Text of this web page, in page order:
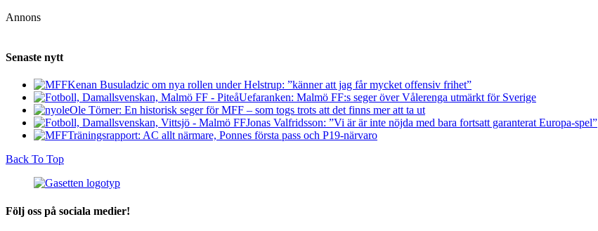
Annons
Senaste nytt
Kenan Busuladzic om nya rollen under Helstrup: ”känner att jag får mycket offensiv frihet”
Uefaranken: Malmö FF:s seger över Vålerenga utmärkt för Sverige
Ole Törner: En historisk seger för MFF – som togs trots att det finns mer att ta ut
Jonas Valfridsson: ”Vi är är inte nöjda med bara fortsatt garanterat Europa-spel”
Träningsrapport: AC allt närmare, Ponnes första pass och P19-närvaro
Back To Top
Följ oss på sociala medier!